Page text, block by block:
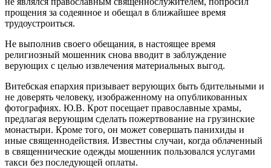
прощения за содеянное и обещал в ближайшее время
трудоустроиться.
Не выполнив своего обещания, в настоящее время
религиозный мошенник снова вводит в заблуждение
верующих с целью извлечения материальных выгод.
Витебская епархия призывает верующих быть бдительными и
не доверять человеку, изображенному на опубликованных
фотографиях. Ю.В. Крот посещает православные храмы,
предлагая верующим сделать пожертвование на грузинские
монастыри. Кроме того, он может совершать панихиды и
иные священнодействия. Известны случаи, когда облаченный
в священнические одежды мошенник пользовался услугами
такси без последующей оплаты.